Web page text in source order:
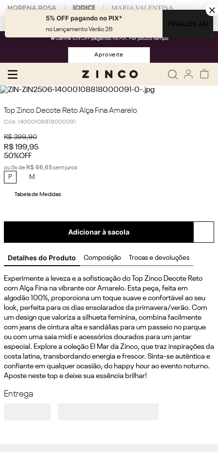
Fale com nossa Personal Shopper.
🔥Ganhe 10% OFF pagando no PIX. Por pouco tempo
Aproveite
Top Zinco Decote Reto Alça Fina Amarelo
Cód.:14000108818000091
R$ 399,90
R$ 199,95
50%OFF
ou3x de R$ 66,65sem juros
P M
Tabela de Medidas
Adicionar à sacola
Detalhes do Produto Composição Trocas e devoluções
Experimente a leveza e a sofisticação do Top Zinco Decote Reto
com Alça Fina na vibrante cor Amarelo. Esta peça, feita em
algodão 100%, proporciona um toque suave e confortável ao seu
look, perfeita para os dias ensolarados da primavera/verão. Com
um design que valoriza a silhueta feminina, combina facilmente
com jeans de cintura alta e sandálias para um passeio no parque
ou com uma saia midi e acessórios dourados para um jantar
especial. Explore a coleção El Mar da Zinco, que traz inspirações da
costa latina, transbordando energia e frescor. Sinta-se autêntica e
confiante em qualquer ocasião, do happy hour ao evento noturno.
Aposte neste top e deixe sua essência brilhar!
Entrega
5% OFF pagando no PIX*
no Lançamento Verão 26
FINALIZE JÁ!